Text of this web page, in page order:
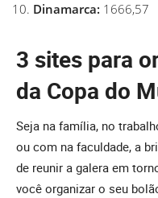
Dinamarca: 1666,57
3 sites para
da Copa do
Seja na família, no
ou com na faculdade, a
de reunir a galera em
você organizar o seu